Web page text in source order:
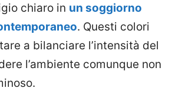
chiaro in un soggiorno
. Questi colori
a bilanciare l’intensità del
l’ambiente comunque non